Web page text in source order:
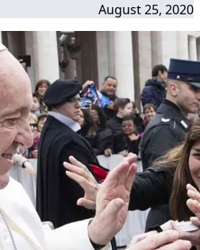
August 25, 2020